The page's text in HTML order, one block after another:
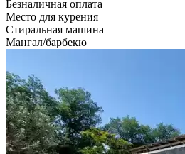
Безналичная оплата
Место для курения
Стиральная машина
Мангал/барбекю